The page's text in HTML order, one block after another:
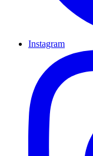
Instagram